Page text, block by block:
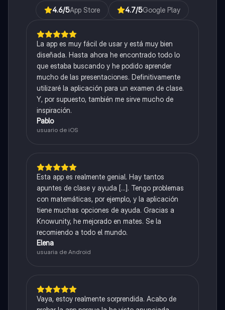
4.6/5App Store 4.7/5Google Play
La app es muy fácil de usar y está muy bien
diseñada. Hasta ahora he encontrado todo lo
que estaba buscando y he podido aprender
mucho de las presentaciones. Definitivamente
utilizaré la aplicación para un examen de clase.
Y, por supuesto, también me sirve mucho de
inspiración.
Pablo
usuario de iOS
Esta app es realmente genial. Hay tantos
apuntes de clase y ayuda [...]. Tengo problemas
con matemáticas, por ejemplo, y la aplicación
tiene muchas opciones de ayuda. Gracias a
Knowunity, he mejorado en mates. Se la
recomiendo a todo el mundo.
Elena
usuaria de Android
Vaya, estoy realmente sorprendida. Acabo de